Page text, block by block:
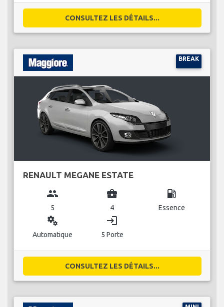
CONSULTEZ LES DÉTAILS...
BREAK
RENAULT MEGANE ESTATE
group
5
business_center
4
local_gas_station
Essence
miscellaneous_services
Automatique
login
5 Porte
CONSULTEZ LES DÉTAILS...